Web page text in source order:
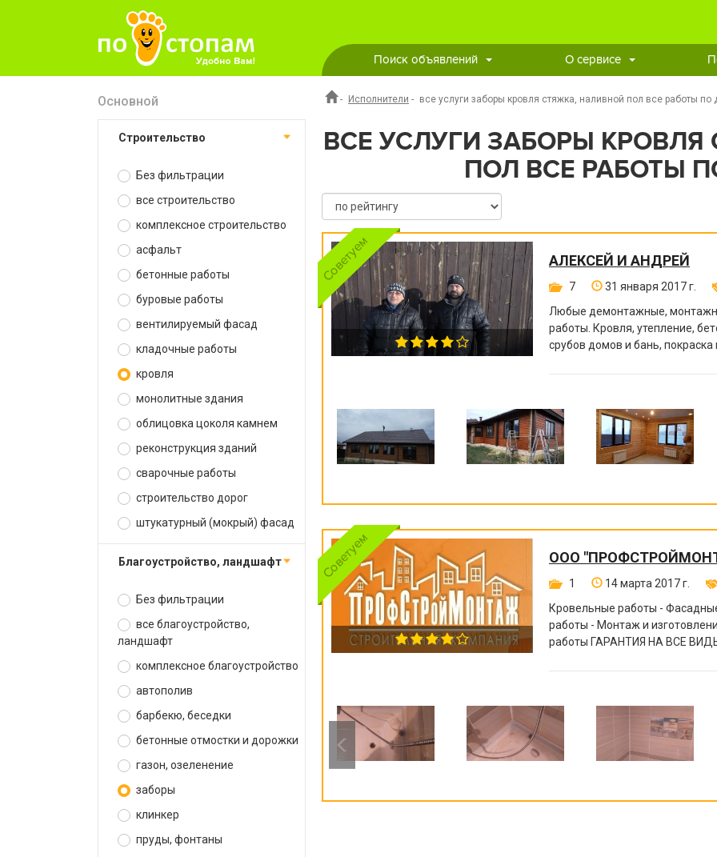
Поиск объявлений О сервисе
Основной
строительство
Без фильтрации
все строительство
комплексное строительство
асфальт
бетонные работы
буровые работы
вентилируемый фасад
кладочные работы
кровля
монолитные здания
облицовка цоколя камнем
реконструкция зданий
сварочные работы
строительство дорог
штукатурный (мокрый) фасад
благоустройство, ландшафт
Без фильтрации
все благоустройство,
ландшафт
комплексное благоустройство
автополив
барбекю, беседки
бетонные отмостки и дорожки
газон, озеленение
заборы
клинкер
пруды, фонтаны
- Исполнители - все услуги заборы кровля стяжка, наливной пол все работы по
ВСЕ УСЛУГИ ЗАБОРЫ
ПОЛ ВСЕ РАБОТЫ
АЛЕКСЕЙ И АНДРЕЙ
7 31 января 2017 г.
Любые демонтажные,
работы. Кровля, утепление,
срубов домов и бань,
ООО
1 14 марта 2017 г.
Кровельные работы -
работы - Монтаж и
работы ГАРАНТИЯ НА ВСЕ